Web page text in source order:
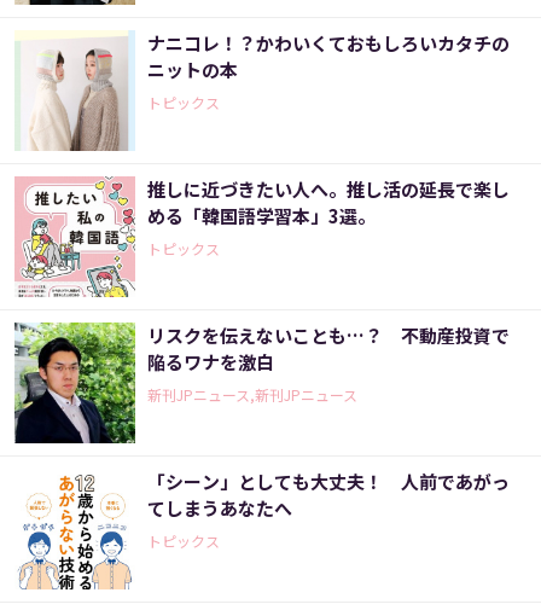
ナニコレ！？かわいくておもしろいカタチの
ニットの本
トピックス
推しに近づきたい人へ。推し活の延長で楽し
める「韓国語学習本」3選。
トピックス
リスクを伝えないことも…？ 不動産投資で
陥るワナを激白
新刊JPニュース,新刊JPニュース
「シーン」としても大丈夫！ 人前であがっ
てしまうあなたへ
トピックス